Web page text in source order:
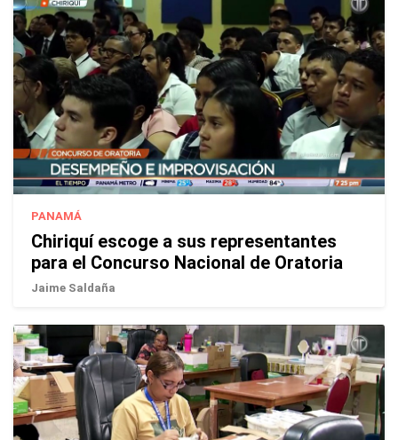
PANAMÁ
Chiriquí escoge a sus representantes
para el Concurso Nacional de Oratoria
Jaime Saldaña